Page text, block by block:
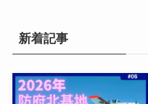
新着記事